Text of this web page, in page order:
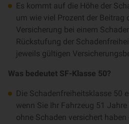
Es kommt auf die Höhe der
um wie viel Prozent der Beitrag
Versicherung bei einem
Rückstufung der
jeweils gültigen
Was bedeutet SF-Klasse 50?
Die Schadenfreiheitsklasse 50
wenn Sie Ihr Fahrzeug 51
ohne Schaden versichert